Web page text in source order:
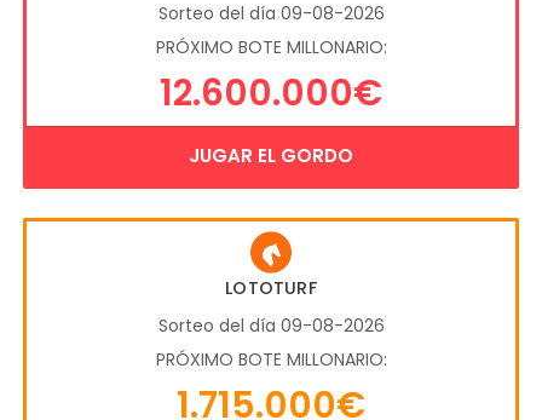
Sorteo del día 09-08-2026
PRÓXIMO BOTE MILLONARIO:
12.600.000€
JUGAR EL GORDO
LOTOTURF
Sorteo del día 09-08-2026
PRÓXIMO BOTE MILLONARIO:
1.715.000€